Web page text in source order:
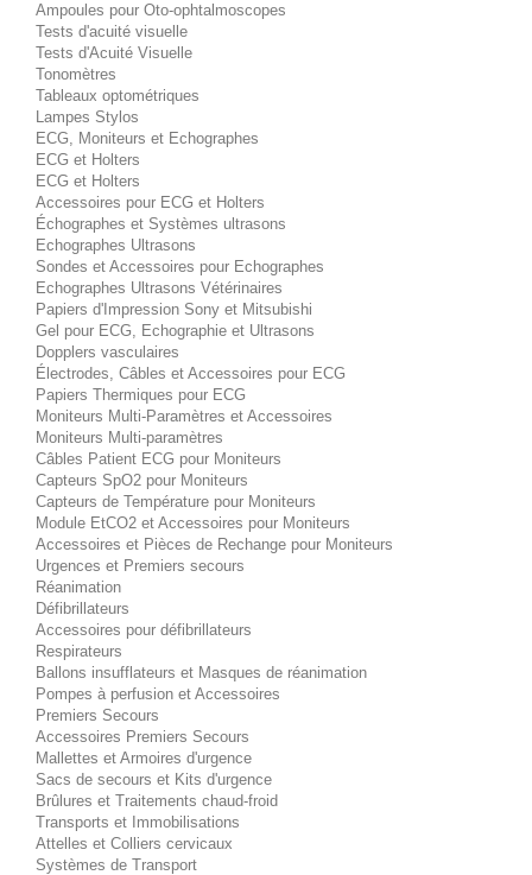
Ampoules pour Oto-ophtalmoscopes
Tests d'acuité visuelle
Tests d'Acuité Visuelle
Tonomètres
Tableaux optométriques
Lampes Stylos
ECG, Moniteurs et Echographes
ECG et Holters
ECG et Holters
Accessoires pour ECG et Holters
Échographes et Systèmes ultrasons
Echographes Ultrasons
Sondes et Accessoires pour Echographes
Echographes Ultrasons Vétérinaires
Papiers d'Impression Sony et Mitsubishi
Gel pour ECG, Echographie et Ultrasons
Dopplers vasculaires
Électrodes, Câbles et Accessoires pour ECG
Papiers Thermiques pour ECG
Moniteurs Multi-Paramètres et Accessoires
Moniteurs Multi-paramètres
Câbles Patient ECG pour Moniteurs
Capteurs SpO2 pour Moniteurs
Capteurs de Température pour Moniteurs
Module EtCO2 et Accessoires pour Moniteurs
Accessoires et Pièces de Rechange pour Moniteurs
Urgences et Premiers secours
Réanimation
Défibrillateurs
Accessoires pour défibrillateurs
Respirateurs
Ballons insufflateurs et Masques de réanimation
Pompes à perfusion et Accessoires
Premiers Secours
Accessoires Premiers Secours
Mallettes et Armoires d'urgence
Sacs de secours et Kits d'urgence
Brûlures et Traitements chaud-froid
Transports et Immobilisations
Attelles et Colliers cervicaux
Systèmes de Transport